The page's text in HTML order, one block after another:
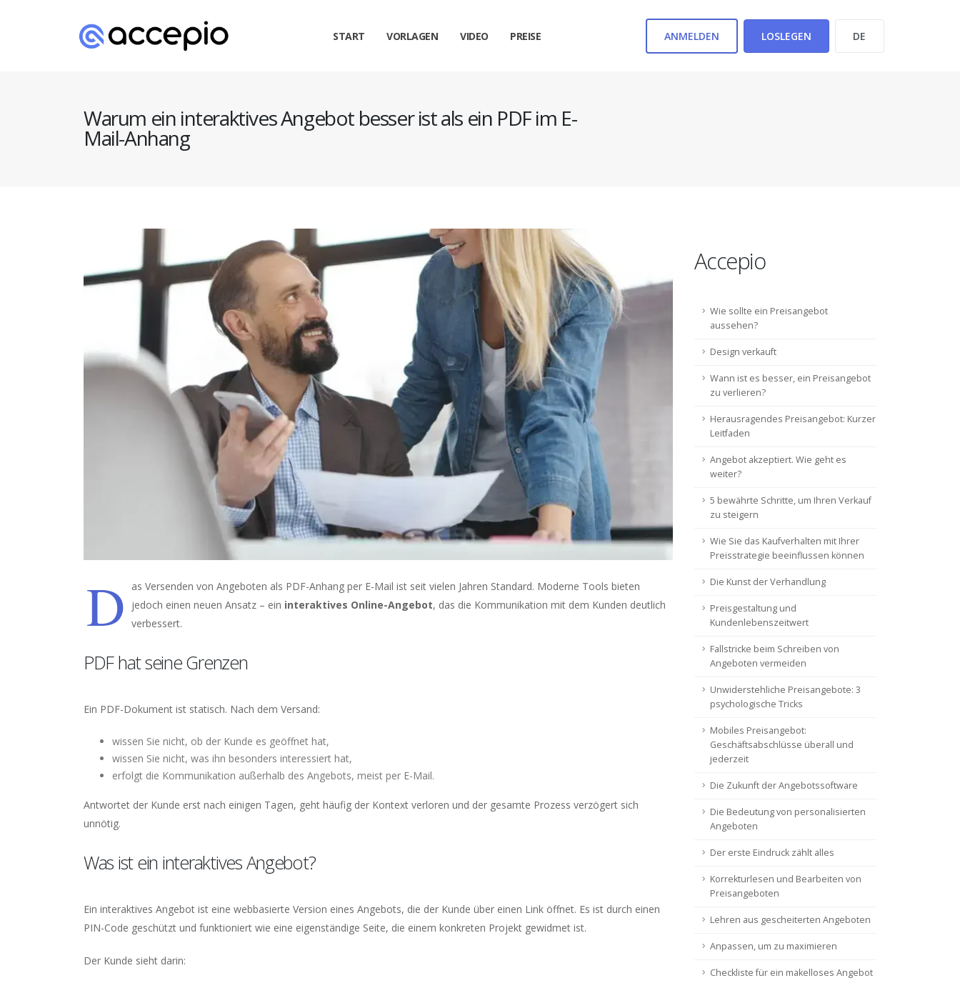
START VORLAGEN VIDEO PREISE ANMELDEN LOSLEGEN
Warum ein interaktives Angebot besser ist als ein PDF im E-
Mail-Anhang
D
as Versenden von Angeboten als PDF-Anhang per E-Mail ist seit vielen Jahren Standard. Moderne Tools bieten
jedoch einen neuen Ansatz – ein interaktives Online-Angebot, das die Kommunikation mit dem Kunden deutlich
verbessert.
PDF hat seine Grenzen
Ein PDF-Dokument ist statisch. Nach dem Versand:
wissen Sie nicht, ob der Kunde es geöffnet hat,
wissen Sie nicht, was ihn besonders interessiert hat,
erfolgt die Kommunikation außerhalb des Angebots, meist per E-Mail.
Antwortet der Kunde erst nach einigen Tagen, geht häufig der Kontext verloren und der gesamte Prozess verzögert sich
unnötig.
Was ist ein interaktives Angebot?
Ein interaktives Angebot ist eine webbasierte Version eines Angebots, die der Kunde über einen Link öffnet. Es ist durch einen
PIN-Code geschützt und funktioniert wie eine eigenständige Seite, die einem konkreten Projekt gewidmet ist.
Der Kunde sieht darin:
Accepio
Wie sollte ein Preisangebot
aussehen?
Design verkauft
Wann ist es besser, ein Preisangebot
zu verlieren?
Herausragendes Preisangebot: Kurzer
Leitfaden
Angebot akzeptiert. Wie geht es
weiter?
5 bewährte Schritte, um Ihren Verkauf
zu steigern
Wie Sie das Kaufverhalten mit Ihrer
Preisstrategie beeinflussen können
Die Kunst der Verhandlung
Preisgestaltung und
Kundenlebenszeitwert
Fallstricke beim Schreiben von
Angeboten vermeiden
Unwiderstehliche Preisangebote: 3
psychologische Tricks
Mobiles Preisangebot:
Geschäftsabschlüsse überall und
jederzeit
Die Zukunft der Angebotssoftware
Die Bedeutung von personalisierten
Angeboten
Der erste Eindruck zählt alles
Korrekturlesen und Bearbeiten von
Preisangeboten
Lehren aus gescheiterten Angeboten
Anpassen, um zu maximieren
Checkliste für ein makelloses Angebot